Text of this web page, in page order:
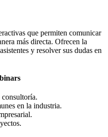
que permiten comunicar
más directa. Ofrecen la
y resolver sus dudas en
consultoría.
en la industria.